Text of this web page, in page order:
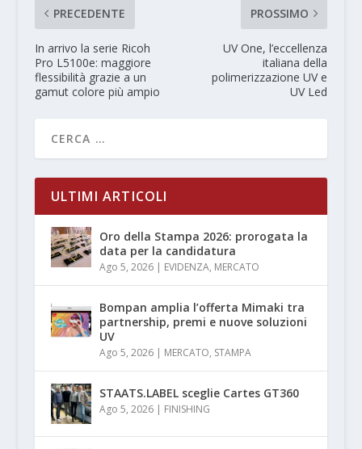
PRECEDENTE
In arrivo la serie Ricoh
Pro L5100e: maggiore
flessibilità grazie a un
gamut colore più ampio
PROSSIMO
UV One, l’eccellenza
italiana della
polimerizzazione UV e
UV Led
ULTIMI ARTICOLI
Oro della Stampa 2026: prorogata la
data per la candidatura
Ago 5, 2026| EVIDENZA, MERCATO
Bompan amplia l’offerta Mimaki tra
partnership, premi e nuove soluzioni
UV
Ago 5, 2026| MERCATO, STAMPA
STAATS.LABEL sceglie Cartes GT360
Ago 5, 2026| FINISHING